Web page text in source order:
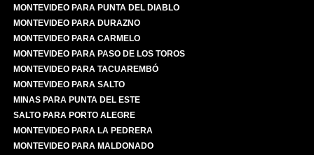
MONTEVIDEO PARA PUNTA DEL DIABLO
MONTEVIDEO PARA DURAZNO
MONTEVIDEO PARA CARMELO
MONTEVIDEO PARA PASO DE LOS TOROS
MONTEVIDEO PARA TACUAREMBÓ
MONTEVIDEO PARA SALTO
MINAS PARA PUNTA DEL ESTE
SALTO PARA PORTO ALEGRE
MONTEVIDEO PARA LA PEDRERA
MONTEVIDEO PARA MALDONADO